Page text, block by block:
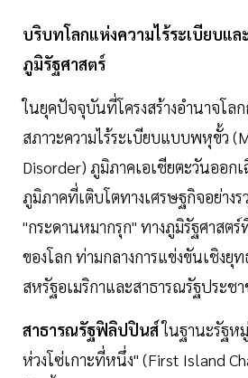
บริบทโลกแห่งความไร้ระเบียบแล
ภูมิรัฐศาสตร์
ในยุคปัจจุบันที่โครงสร้างอำนาจโล
สภาวะความไร้ระเบียบแบบพหุขั้ว
Disorder) ภูมิภาคเอเชียตะวันออกเ
ภูมิภาคที่เติบโตทางเศรษฐกิจอย่างร
"กระดานหมากรุก" ทางภูมิรัฐศาสต
ของโลก ท่ามกลางการแข่งขันเชิงยุท
สหรัฐอเมริกาและสาธารณรัฐประช
สาธารณรัฐฟิลิปปินส์ในฐานะรัฐห
ห่วงโซ่เกาะที่หนึ่ง" (First Island